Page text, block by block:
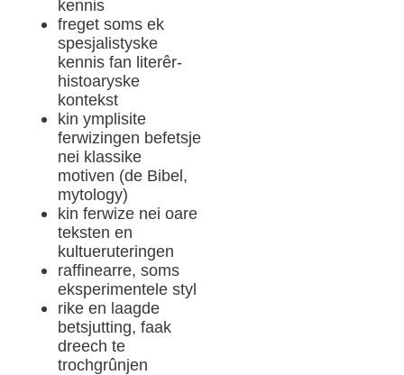
kennis
freget soms ek
spesjalistyske
kennis fan literêr-
histoaryske
kontekst
kin ymplisite
ferwizingen befetsje
nei klassike
motiven (de Bibel,
mytology)
kin ferwize nei oare
teksten en
kultueruteringen
raffinearre, soms
eksperimentele styl
rike en laagde
betsjutting, faak
dreech te
trochgrûnjen